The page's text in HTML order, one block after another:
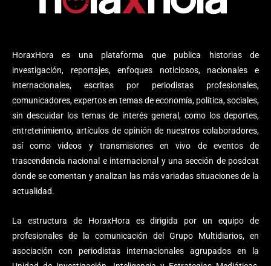
HoraxHora es una plataforma que publica historias de
investigación, reportajes, enfoques noticiosos, nacionales e
internacionales, escritas por periodistas profesionales,
comunicadores, expertos en temas de economía, política, sociales,
sin descuidar los temas de interés general, como los deportes,
entretenimiento, artículos de opinión de nuestros colaboradores,
así como videos y transmisiones en vivo de eventos de
trascendencia nacional e internacional y una sección de posdcat
donde se comentan y analizan las más variadas situaciones de la
actualidad.
La estructura de HoraxHora es dirigida por un equipo de
profesionales de la comunicación del Grupo Multidiarios, en
asociación con periodistas internacionales agrupados en la